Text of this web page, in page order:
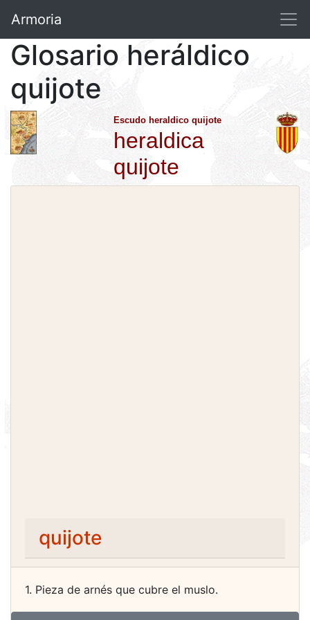
Armoria
Glosario heráldico
quijote
Escudo heraldico quijote
heraldica
quijote
quijote
1. Pieza de arnés que cubre el muslo.